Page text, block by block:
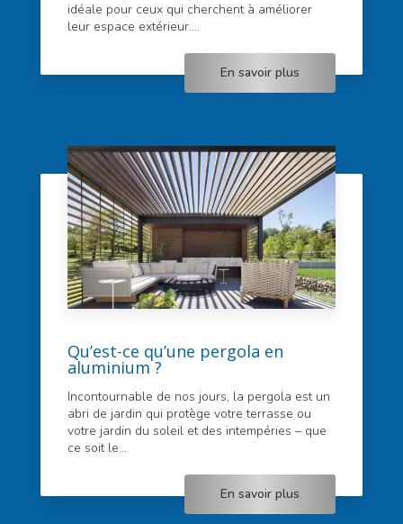
idéale pour ceux qui cherchent à améliorer
leur espace extérieur....
En savoir plus
Qu’est-ce qu’une pergola en
aluminium ?
Incontournable de nos jours, la pergola est un
abri de jardin qui protège votre terrasse ou
votre jardin du soleil et des intempéries – que
ce soit le...
En savoir plus